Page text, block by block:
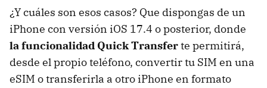
¿Y cuáles son esos casos? Que dispongas de un
iPhone con versión iOS 17.4 o posterior, donde
la funcionalidad Quick Transferte permitirá,
desde el propio teléfono, convertir tu SIM en una
eSIM o transferirla a otro iPhone en formato